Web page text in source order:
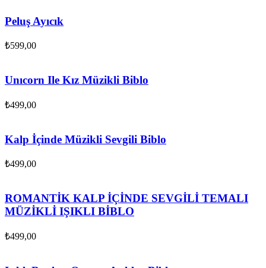
Peluş Ayıcık
₺599,00
Unıcorn Ile Kız Müzikli Biblo
₺499,00
Kalp İçinde Müzikli Sevgili Biblo
₺499,00
ROMANTİK KALP İÇİNDE SEVGİLİ TEMALI
MÜZİKLİ IŞIKLI BİBLO
₺499,00